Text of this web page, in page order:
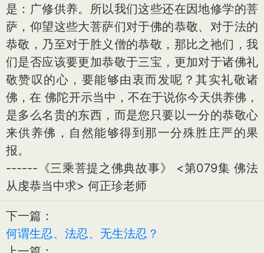
是：广修供养。所以我们这些还在因地修学的菩
萨，仰望这些大菩萨们对于佛的恭敬、对于法的
恭敬，乃至对于胜义僧的恭敬，那比之祂们，我
们是否应该要更加恭敬于三宝，更加对于诸佛礼
敬赞叹的心，要能够由衷而发呢？其实礼敬诸
佛，在 佛陀开示当中，不在于说你今天供养佛，
是多么名贵的东西，而是您只要以一分的恭敬心
来供养佛，自然能够得到那一分殊胜庄严的果
报。
------《三乘菩提之佛典故事》 <第079集 佛法
从虔恭当中求> 何正珍老师
下一篇：
何谓生忍、法忍、无生法忍？